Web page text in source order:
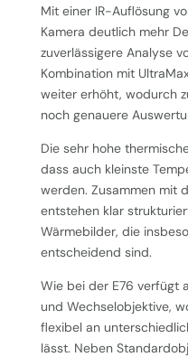
Mit einer IR-Auflösung
Kamera deutlich mehr
zuverlässigere Analyse
Kombination mit
weiter erhöht, wodurch
noch genauere
Die sehr hohe
dass auch kleinste
werden. Zusammen mit
entstehen klar
Wärmebilder, die
entscheidend sind.
Wie bei der E76 verfügt
und Wechselobjektive,
flexibel an
lässt. Neben